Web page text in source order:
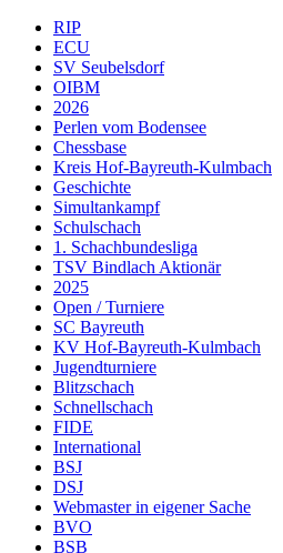
RIP
ECU
SV Seubelsdorf
OIBM
2026
Perlen vom Bodensee
Chessbase
Kreis Hof-Bayreuth-Kulmbach
Geschichte
Simultankampf
Schulschach
1. Schachbundesliga
TSV Bindlach Aktionär
2025
Open / Turniere
SC Bayreuth
KV Hof-Bayreuth-Kulmbach
Jugendturniere
Blitzschach
Schnellschach
FIDE
International
BSJ
DSJ
Webmaster in eigener Sache
BVO
BSB